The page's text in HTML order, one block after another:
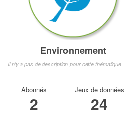
Environnement
Il n'y a pas de description pour cette thématique
Abonnés
2
Jeux de données
24